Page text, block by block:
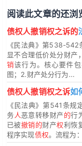
阅读此文章的还浏
债权人撤销权之诉的
《民法典》第538-542
显不合理低价处分财产
销该行为。核心要件包
图；2.财产处分行为...
债权人撤销权之诉如
《民法典》第541条规
务人恶意转移财产的行
已被撤销的财产权利恢
程序实现债权。流程为